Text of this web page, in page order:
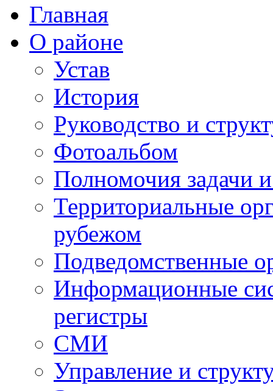
Главная
О районе
Устав
История
Руководство и
Фотоальбом
Полномочия задачи
Территориальные
рубежом
Подведомственные
Информационные
регистры
СМИ
Управление и